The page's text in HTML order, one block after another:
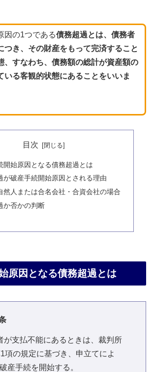
因の1つである債務超過とは、債務者
つき、その財産をもって完済すること
、すなわち、債務額の総計が資産額の
いる客観的状態にあることをいいま
目次
開始原因となる債務超過とは
が破産手続開始原因とされる理由
然人または合名会社・合資会社の場合
か否かの判断
原因となる債務超過とは
支払不能にあるときは、裁判所
項の規定に基づき、申立てによ
産手続を開始する。